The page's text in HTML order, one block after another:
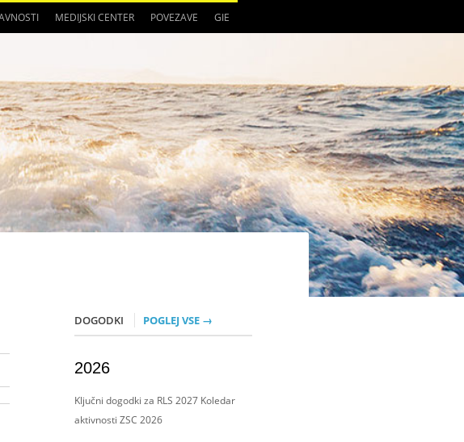
MEDIJSKI CENTER POVEZAVE GIE
DOGODKI POGLEJ VSE →
2026
Ključni dogodki za RLS 2027 Koledar
aktivnosti ZSC 2026